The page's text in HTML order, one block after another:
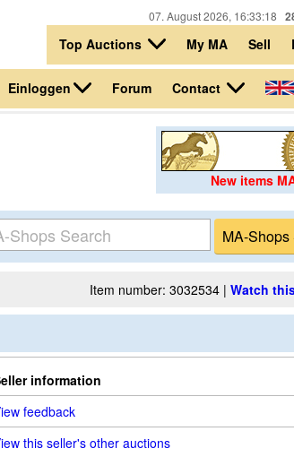
07. August 2026, 16:33:18
Top Auctions My MA Sell
Einloggen Forum Contact
New items
Item number: 3032534 | Watch
information
feedback
this seller's other auctions